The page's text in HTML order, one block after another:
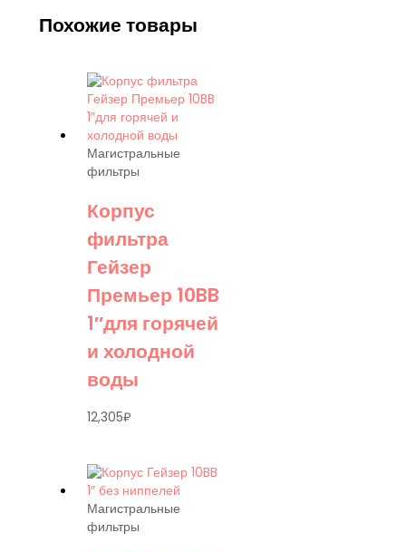
Похожие товары
Магистральные
фильтры
Корпус
фильтра
Гейзер
Премьер 10BB
1″для горячей
и холодной
воды
12,305₽
Магистральные
фильтры